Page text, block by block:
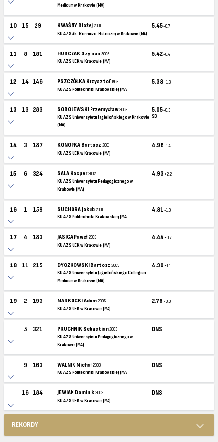
Medicum w Krakowie (MA)
10 15 29 KWAŚNY Błażej2001
KU AZS Ak. Górniczo-Hutniczej w Krakowie (MA)
5.45-0.7
11 8 181 HUBCZAK Szymon2005
KU AZS UEK w Krakowie (MA)
5.42-0.4
12 14 146 PSZCZÓŁKA Krzysztof1995
KU AZS Politechniki Krakowskiej (MA)
5.38 +1.3
13 13 283 SOBOLEWSKI Przemysław2005
KU AZS Uniwersytetu Jagiellońskiego w Krakowie
(MA)
5.05-0.3
SB
14 3 187 KONOPKA Bartosz2001
KU AZS UEK w Krakowie (MA)
4.98-1.4
15 6 324 SALA Kacper2002
KU AZS Uniwersytetu Pedagogicznego w
Krakowie (MA)
4.93 +2.2
16 1 159 SUCHORA Jakub2001
KU AZS Politechniki Krakowskiej (MA)
4.81-1.0
17 4 183 JASICA Paweł2005
KU AZS UEK w Krakowie (MA)
4.44 +0.7
18 11 215 DYCZKOWSKI Bartosz2003
KU AZS Uniwersytetu Jagiellońskiego Collegium
Medicum w Krakowie (MA)
4.30 +1.1
19 2 193 MARKOCKI Adam2005
KU AZS UEK w Krakowie (MA)
2.76 +0.0
5 321 PRUCHNIK Sebastian2003
KU AZS Uniwersytetu Pedagogicznego w
Krakowie (MA)
DNS
9 163 WALNIK Michał2003
KU AZS Politechniki Krakowskiej (MA)
DNS
16 184 JEWIAK Dominik2002
KU AZS UEK w Krakowie (MA)
DNS
REKORDY